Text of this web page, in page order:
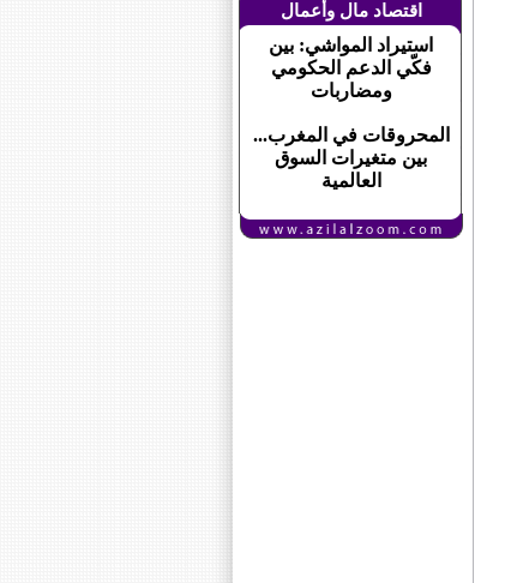
اقتصاد مال وأعمال
استيراد المواشي: بين
فكّي الدعم الحكومي
ومضاربات
المحروقات في المغرب...
بين متغيرات السوق
العالمية